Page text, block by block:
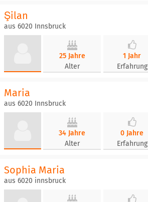
Şilan
aus 6020 Innsbruck
25 Jahre
Alter
1 Jahr
Erfahrung
Maria
aus 6020 Innsbruck
34 Jahre
Alter
0 Jahre
Erfahrung
Sophia Maria
aus 6020 innsbruck